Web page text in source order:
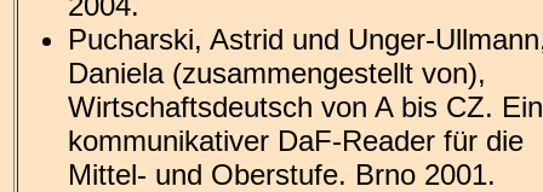
Pucharski, Astrid und Unger-
Daniela (zusammengestellt von),
Wirtschaftsdeutsch von A bis CZ. Ein
kommunikativer DaF-Reader für die
Mittel- und Oberstufe. Brno 2001.